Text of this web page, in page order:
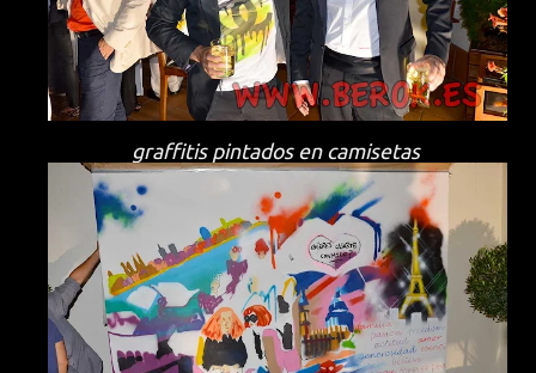
graffitis pintados en camisetas